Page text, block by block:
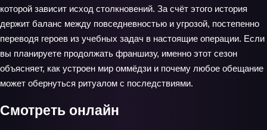
которой зависит исход столкновений. За счёт этого история
держит баланс между повседневностью и угрозой, постепенно
переводя героев из учебных задач в настоящие операции. Если
вы планируете продолжать франшизу, именно этот сезон
объясняет, как устроен мир оммёдзи и почему любое обещание
может обернуться ритуалом с последствиями.
Смотреть онлайн